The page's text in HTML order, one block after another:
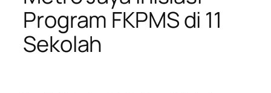
Program FKPMS di 11
Sekolah